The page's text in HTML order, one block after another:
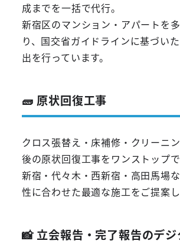
成までを一括で代行。
新宿区のマンション・アパートを
り、国交省ガイドラインに基づい
出を行っています。
🧱 原状回復工事
クロス張替え・床補修・クリーニ
後の原状回復工事をワンストップで
新宿・代々木・西新宿・高田馬場
性に合わせた最適な施工をご提案し
📸 立会報告・完了報告のデ